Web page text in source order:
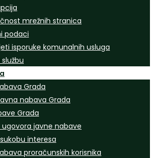
mrežnih stranica
podaci
isporuke komunalnih usluga
Grada
nabava Grada
Grada
ugovora javne nabave
interesa
proračunskih korisnika